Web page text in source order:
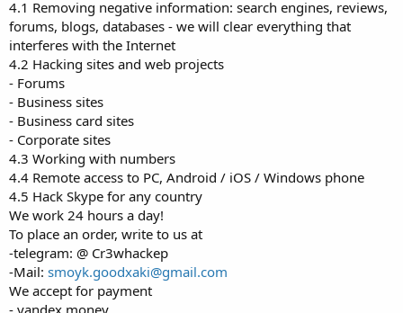
4.1 Removing negative information: search engines, reviews,
forums, blogs, databases - we will clear everything that
interferes with the Internet
4.2 Hacking sites and web projects
- Forums
- Business sites
- Business card sites
- Corporate sites
4.3 Working with numbers
4.4 Remote access to PC, Android / iOS / Windows phone
4.5 Hack Skype for any country
We work 24 hours a day!
To place an order, write to us at
-telegram: @ Cr3whackep
-Mail: smoyk.goodxaki@gmail.com
We accept for payment
- yandex money